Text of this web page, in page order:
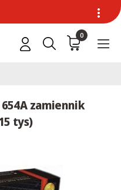
0
zamiennik
tys)